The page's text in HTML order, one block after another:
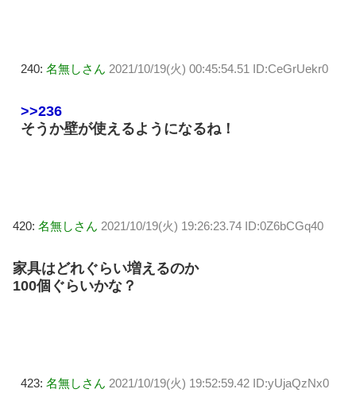
240: 名無しさん 2021/10/19(火) 00:45:54.51 ID:CeGrUekr0
>>236
そうか壁が使えるようになるね！
420: 名無しさん 2021/10/19(火) 19:26:23.74 ID:0Z6bCGq40
家具はどれぐらい増えるのか
100個ぐらいかな？
423: 名無しさん 2021/10/19(火) 19:52:59.42 ID:yUjaQzNx0